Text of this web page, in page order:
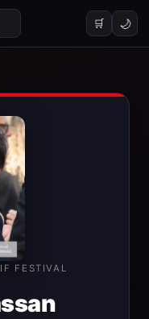
🛒 🌙
FESTIVAL